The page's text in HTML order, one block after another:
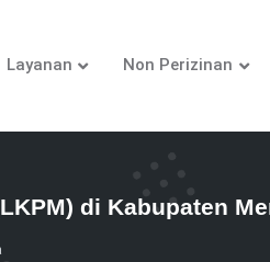
Layanan Non Perizinan
di Kabupaten